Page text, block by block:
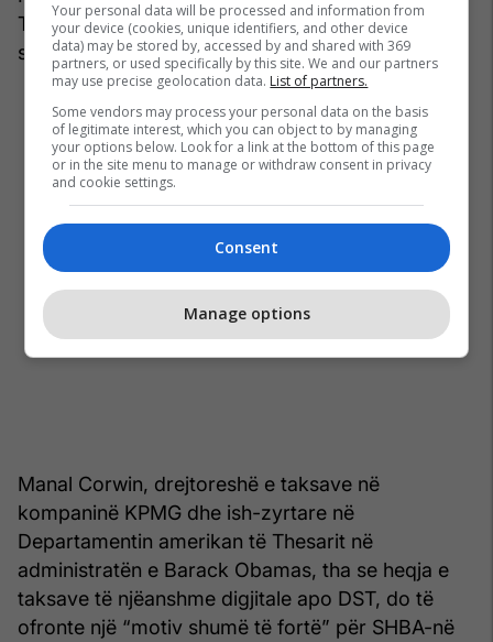
Taksën minimale Botërore do të përbënte minim
serioz për marrëveshjen ndërkombëtare.
Manal Corwin, drejtoreshë e taksave në
kompaninë KPMG dhe ish-zyrtare në
Departamentin amerikan të Thesarit në
administratën e Barack Obamas, tha se heqja e
taksave të njëanshme digjitale apo DST, do të
ofronte një “motiv shumë të fortë” për SHBA-në
Your personal data will be processed and information from
your device (cookies, unique identifiers, and other device
data) may be stored by, accessed by and shared with 369
partners, or used specifically by this site. We and our partners
may use precise geolocation data. List of partners.
Some vendors may process your personal data on the basis
of legitimate interest, which you can object to by managing
your options below. Look for a link at the bottom of this page
or in the site menu to manage or withdraw consent in privacy
and cookie settings.
Consent
Manage options